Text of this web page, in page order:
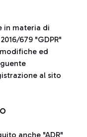
in materia di
679 "GDPR"
ed
al sito
anche "ADR"